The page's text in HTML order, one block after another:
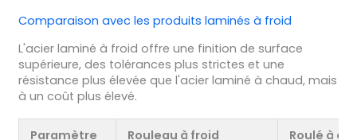
Comparaison avec les produits laminés à froid
L'acier laminé à froid offre une finition de surface
supérieure, des tolérances plus strictes et une
résistance plus élevée que l'acier laminé à chaud, mais
à un coût plus élevé.
Paramètre Rouleau à froid Roulé à